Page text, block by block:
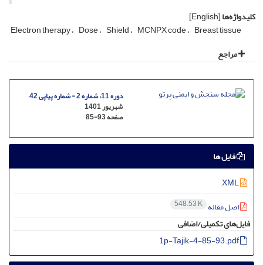
کلیدواژه‌ها[English]
Electron therapy Dose Shield MCNPX code Breast tissue
مراجع
دوره 11، شماره 2 - شماره پیاپی 42
شهریور 1401
صفحه85-93
فایل ها
اصل مقاله 548.53 K
فایل‌های تکمیلی/اضافی